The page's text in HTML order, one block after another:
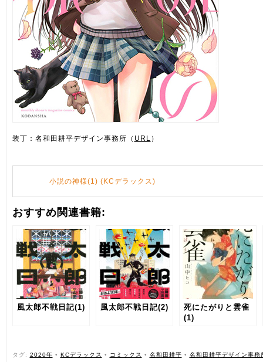
装丁：名和田耕平デザイン事務所（ URL ）
小説の神様(1) (KCデラックス)
おすすめ関連書籍:
風太郎不戦日記(1) 風太郎不戦日記(2)
死にたがりと雲雀
(1)
タグ: 2020年 • KCデラックス • コミックス • 名和田耕平 • 名和田耕平デザイン事務